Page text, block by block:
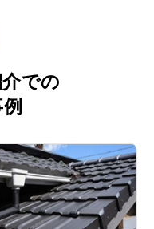
での